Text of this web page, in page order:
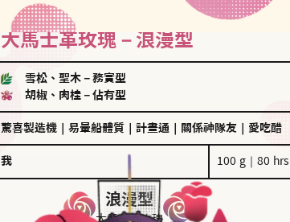
大馬士革玫瑰－浪漫型
雪松、聖木 － 務實型
胡椒、肉桂 － 佔有型
驚喜製造機 易暈船體質 計畫通 關係神隊友 愛吃醋
我 100 g｜80 hrs
浪漫型
大馬士革玫瑰